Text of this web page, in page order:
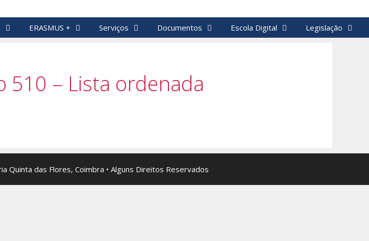
ERASMUS + Serviços Documentos Escola Digital Legislação
510 – Lista ordenada
Quinta das Flores, Coimbra • Alguns Direitos Reservados